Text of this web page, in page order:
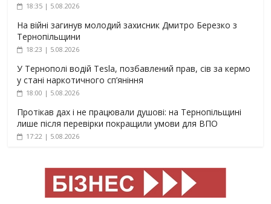
18:35 | 5.08.2026
На війні загинув молодий захисник Дмитро Березко з
Тернопільщини
18:23 | 5.08.2026
У Тернополі водій Tesla, позбавлений прав, сів за кермо
у стані наркотичного сп’яніння
18:00 | 5.08.2026
Протікав дах і не працювали душові: на Тернопільщині
лише після перевірки покращили умови для ВПО
17:22 | 5.08.2026